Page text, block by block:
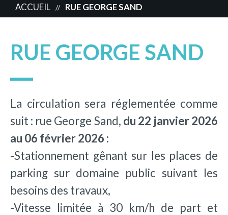
ACCUEIL // RUE GEORGE SAND
RUE GEORGE SAND
La circulation sera réglementée comme
suit : rue George Sand, du 22 janvier 2026
au 06 février 2026 :
-Stationnement gênant sur les places de
parking sur domaine public suivant les
besoins des travaux,
-Vitesse limitée à 30 km/h de part et